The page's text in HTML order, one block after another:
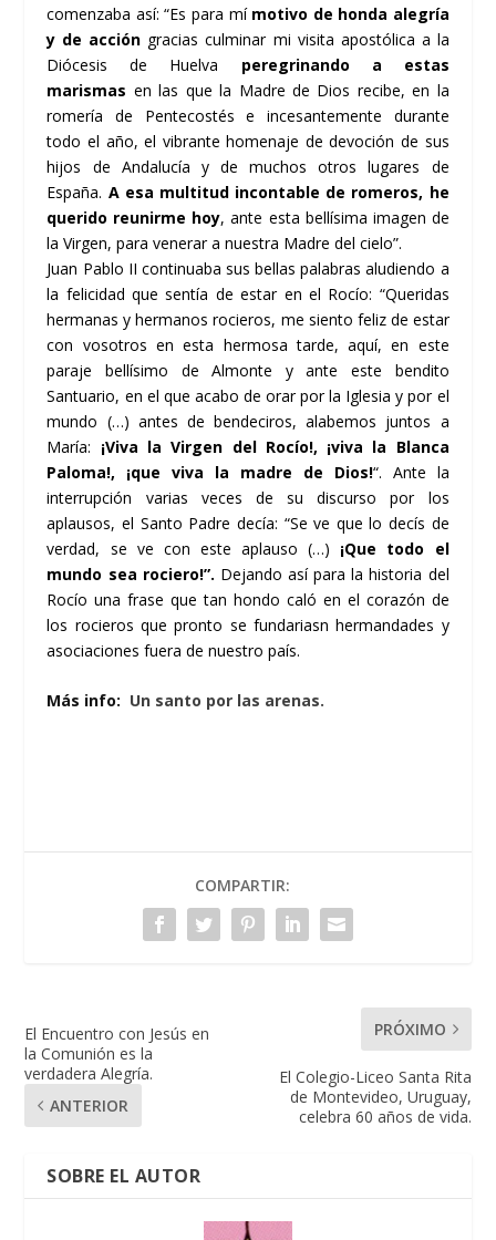
comenzaba así: “Es para mí motivo de honda alegría
y de acción gracias culminar mi visita apostólica a la
Diócesis de Huelva peregrinando a estas
marismas en las que la Madre de Dios recibe, en la
romería de Pentecostés e incesantemente durante
todo el año, el vibrante homenaje de devoción de sus
hijos de Andalucía y de muchos otros lugares de
España. A esa multitud incontable de romeros, he
querido reunirme hoy, ante esta bellísima imagen de
la Virgen, para venerar a nuestra Madre del cielo”.
Juan Pablo II continuaba sus bellas palabras aludiendo a
la felicidad que sentía de estar en el Rocío: “Queridas
hermanas y hermanos rocieros, me siento feliz de estar
con vosotros en esta hermosa tarde, aquí, en este
paraje bellísimo de Almonte y ante este bendito
Santuario, en el que acabo de orar por la Iglesia y por el
mundo (…) antes de bendeciros, alabemos juntos a
María: ¡Viva la Virgen del Rocío!, ¡viva la Blanca
Paloma!, ¡que viva la madre de Dios!“. Ante la
interrupción varias veces de su discurso por los
aplausos, el Santo Padre decía: “Se ve que lo decís de
verdad, se ve con este aplauso (…) ¡Que todo el
mundo sea rociero!”. Dejando así para la historia del
Rocío una frase que tan hondo caló en el corazón de
los rocieros que pronto se fundariasn hermandades y
asociaciones fuera de nuestro país.
Más info: Un santo por las arenas.
COMPARTIR:
El Encuentro con Jesús en
la Comunión es la
verdadera Alegría.
ANTERIOR
PRÓXIMO
El Colegio-Liceo Santa Rita
de Montevideo, Uruguay,
celebra 60 años de vida.
SOBRE EL AUTOR